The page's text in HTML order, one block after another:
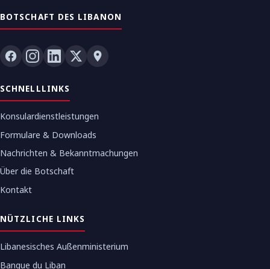
BOTSCHAFT DES LIBANON
SCHNELLLINKS
Konsulardienstleistungen
Formulare & Downloads
Nachrichten & Bekanntmachungen
Über die Botschaft
Kontakt
NÜTZLICHE LINKS
Libanesisches Außenministerium
Banque du Liban